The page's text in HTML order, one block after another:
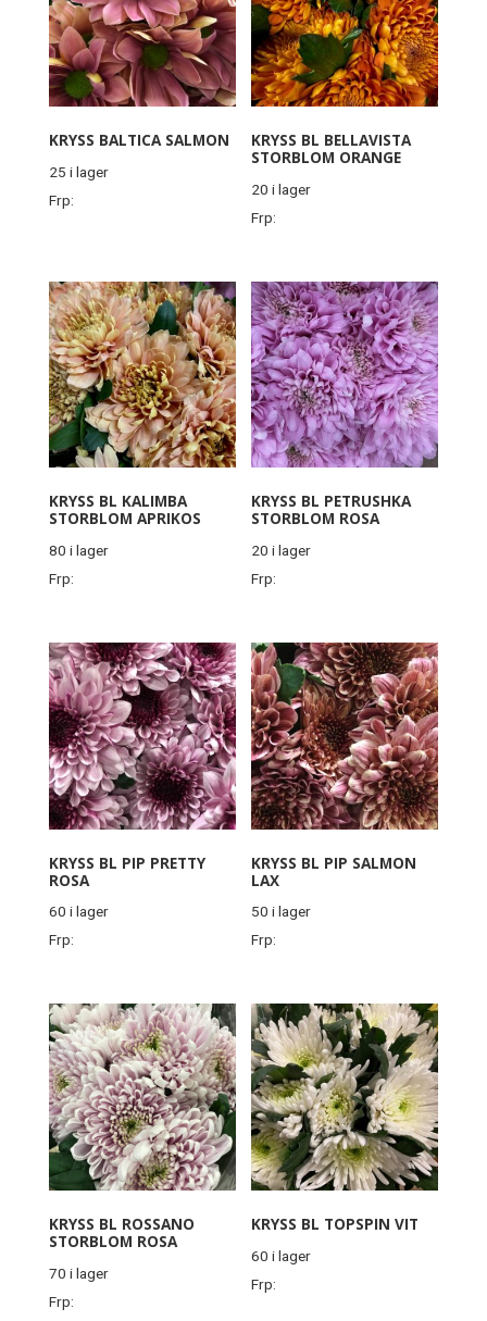
KRYSS BALTICA SALMON
25 i lager
Frp:
KRYSS BL BELLAVISTA
STORBLOM ORANGE
20 i lager
Frp:
KRYSS BL KALIMBA
STORBLOM APRIKOS
80 i lager
Frp:
KRYSS BL PETRUSHKA
STORBLOM ROSA
20 i lager
Frp:
KRYSS BL PIP PRETTY
ROSA
60 i lager
Frp:
KRYSS BL PIP SALMON
LAX
50 i lager
Frp:
KRYSS BL ROSSANO
STORBLOM ROSA
70 i lager
Frp:
KRYSS BL TOPSPIN VIT
60 i lager
Frp: